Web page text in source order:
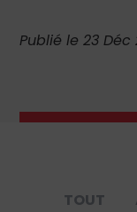
Publié le 23 Déc
TOUT